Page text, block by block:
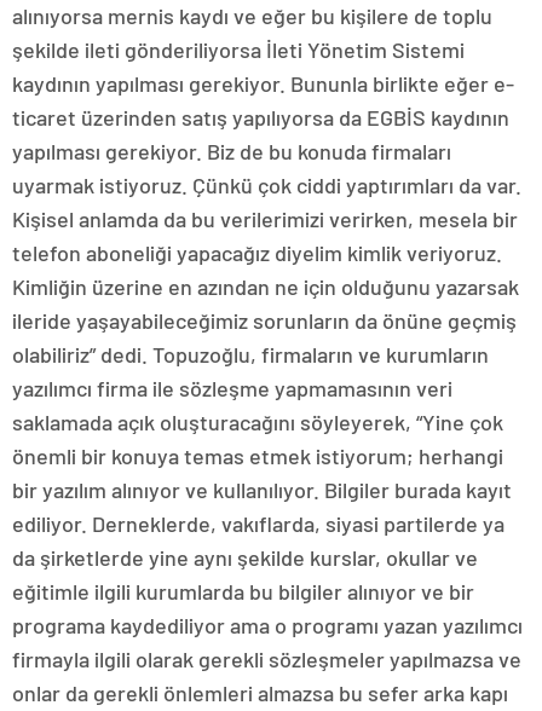
alınıyorsa mernis kaydı ve eğer bu kişilere de toplu
şekilde ileti gönderiliyorsa İleti Yönetim Sistemi
kaydının yapılması gerekiyor. Bununla birlikte eğer e-
ticaret üzerinden satış yapılıyorsa da EGBİS kaydının
yapılması gerekiyor. Biz de bu konuda firmaları
uyarmak istiyoruz. Çünkü çok ciddi yaptırımları da var.
Kişisel anlamda da bu verilerimizi verirken, mesela bir
telefon aboneliği yapacağız diyelim kimlik veriyoruz.
Kimliğin üzerine en azından ne için olduğunu yazarsak
ileride yaşayabileceğimiz sorunların da önüne geçmiş
olabiliriz” dedi. Topuzoğlu, firmaların ve kurumların
yazılımcı firma ile sözleşme yapmamasının veri
saklamada açık oluşturacağını söyleyerek, “Yine çok
önemli bir konuya temas etmek istiyorum; herhangi
bir yazılım alınıyor ve kullanılıyor. Bilgiler burada kayıt
ediliyor. Derneklerde, vakıflarda, siyasi partilerde ya
da şirketlerde yine aynı şekilde kurslar, okullar ve
eğitimle ilgili kurumlarda bu bilgiler alınıyor ve bir
programa kaydediliyor ama o programı yazan yazılımcı
firmayla ilgili olarak gerekli sözleşmeler yapılmazsa ve
onlar da gerekli önlemleri almazsa bu sefer arka kapı